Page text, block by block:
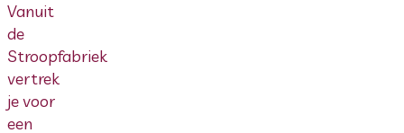
Vanuit
de
Stroopfabriek
vertrek
je voor
een